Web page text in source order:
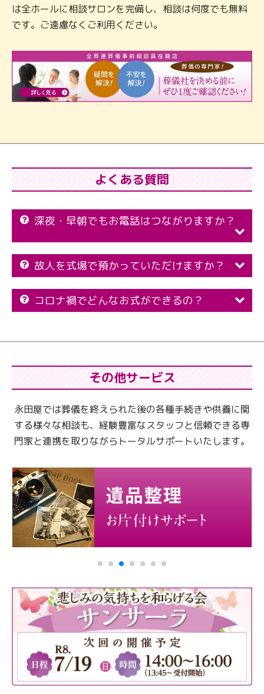
は全ホールに相談サロンを完備し、相談は何度でも無料
です。ご遠慮なくご利用ください。
よくある質問
深夜・早朝でもお電話はつながりますか？
故人を式場で預かっていただけますか？
コロナ禍でどんなお式ができるの？
その他サービス
永田屋では葬儀を終えられた後の各種手続きや供養に関
する様々な相談も、 経験豊富なスタッフと信頼できる専
門家と連携を取りながらトータルサポートいたします。